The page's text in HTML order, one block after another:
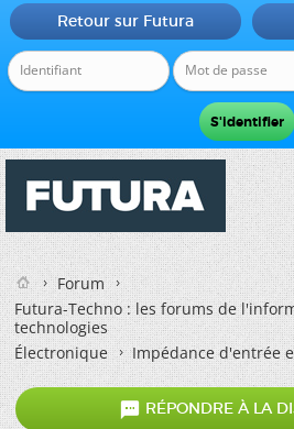
Retour sur Futura
Forum
Futura-Techno : les forums de
technologies
Électronique
Impédance d'entrée
 RÉPONDRE À LA